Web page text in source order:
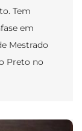
Tem
em
Mestrado
Preto no